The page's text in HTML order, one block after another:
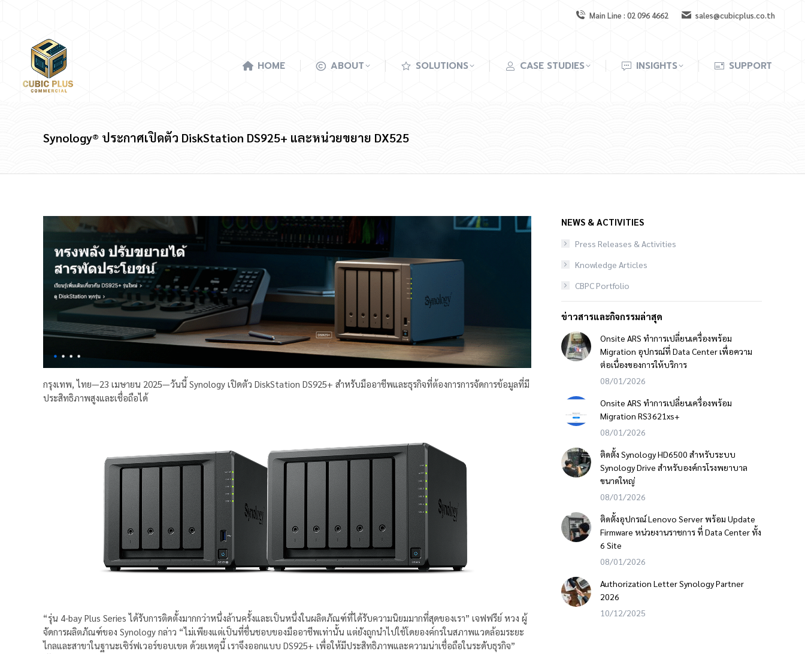
Main Line : 02 096 4662 sales@cubicplus.co.th
HOME ABOUT SOLUTIONS CASE STUDIES INSIGHTS SUPPORT
Synology® ประกาศเปิดตัว DiskStation DS925+ และหน่วยขยาย DX525
กรุงเทพ, ไทย—23 เมษายน 2025—วันนี้ Synology เปิดตัว DiskStation DS925+ สำหรับมืออาชีพและธุรกิจที่ต้องการการจัดการข้อมูลที่มี
ประสิทธิภาพสูงและเชื่อถือได้
“รุ่น 4-bay Plus Series ได้รับการติดตั้งมากกว่าหนึ่งล้านครั้งและเป็นหนึ่งในผลิตภัณฑ์ที่ได้รับความนิยมมากที่สุดของเรา” เจฟฟรีย์ หวง ผู้
จัดการผลิตภัณฑ์ของ Synology กล่าว “ไม่เพียงแต่เป็นที่ชื่นชอบของมืออาชีพเท่านั้น แต่ยังถูกนำไปใช้โดยองค์กรในสภาพแวดล้อมระยะ
ไกลและสาขาในฐานะเซิร์ฟเวอร์ขอบเขต ด้วยเหตุนี้ เราจึงออกแบบ DS925+ เพื่อให้มีประสิทธิภาพและความน่าเชื่อถือในระดับธุรกิจ”
NEWS & ACTIVITIES
Press Releases & Activities
Knowledge Articles
CBPC Portfolio
ข่าวสารและกิจกรรมล่าสุด
Onsite ARS ทำการเปลี่ยนเครื่องพร้อม
Migration อุปกรณ์ที่ Data Center เพื่อความ
ต่อเนื่องของการให้บริการ
08/01/2026
Onsite ARS ทำการเปลี่ยนเครื่องพร้อม
Migration RS3621xs+
08/01/2026
ติดตั้ง Synology HD6500 สำหรับระบบ
Synology Drive สำหรับองค์กรโรงพยาบาล
ขนาดใหญ่
08/01/2026
ติดตั้งอุปกรณ์ Lenovo Server พร้อม Update
Firmware หน่วยงานราชการ ที่ Data Center ทั้ง
6 Site
08/01/2026
Authorization Letter Synology Partner
2026
10/12/2025
CASE STUDIES SUPPORT